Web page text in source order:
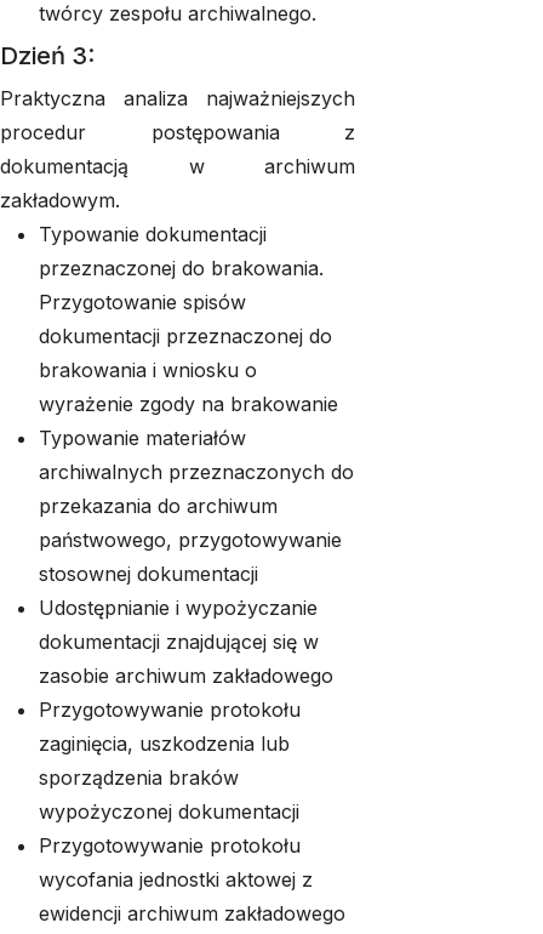
twórcy zespołu archiwalnego.
Dzień 3:
Praktyczna analiza najważniejszych
procedur postępowania z
dokumentacją w archiwum
zakładowym.
Typowanie dokumentacji
przeznaczonej do brakowania.
Przygotowanie spisów
dokumentacji przeznaczonej do
brakowania i wniosku o
wyrażenie zgody na brakowanie
Typowanie materiałów
archiwalnych przeznaczonych do
przekazania do archiwum
państwowego, przygotowywanie
stosownej dokumentacji
Udostępnianie i wypożyczanie
dokumentacji znajdującej się w
zasobie archiwum zakładowego
Przygotowywanie protokołu
zaginięcia, uszkodzenia lub
sporządzenia braków
wypożyczonej dokumentacji
Przygotowywanie protokołu
wycofania jednostki aktowej z
ewidencji archiwum zakładowego